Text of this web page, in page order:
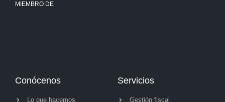
MIEMBRO DE
Conócenos
Lo que hacemos
Servicios
Gestión fiscal